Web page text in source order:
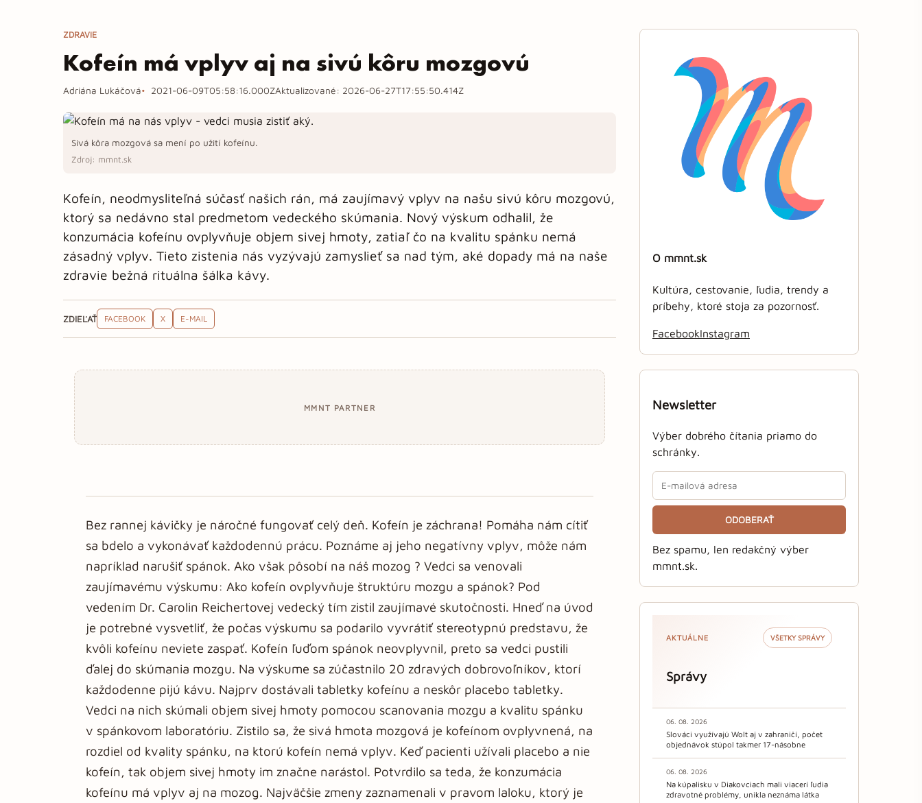
ZDRAVIE
Kofeín má vplyv aj na sivú kôru mozgovú
Adriána Lukáčová 2021-06-09T05:58:16.000ZAktualizované: 2026-06-27T17:55:50.414Z
Sivá kôra mozgová sa mení po užití kofeínu.
Zdroj: mmnt.sk
Kofeín, neodmysliteľná súčasť našich rán, má zaujímavý vplyv na našu sivú kôru mozgovú,
ktorý sa nedávno stal predmetom vedeckého skúmania. Nový výskum odhalil, že
konzumácia kofeínu ovplyvňuje objem sivej hmoty, zatiaľ čo na kvalitu spánku nemá
zásadný vplyv. Tieto zistenia nás vyzývajú zamyslieť sa nad tým, aké dopady má na naše
zdravie bežná rituálna šálka kávy.
ZDIEĽAŤ FACEBOOK X E-MAIL
MMNT PARTNER
Bez rannej kávičky je náročné fungovať celý deň. Kofeín je záchrana! Pomáha nám cítiť
sa bdelo a vykonávať každodennú prácu. Poznáme aj jeho negatívny vplyv, môže nám
napríklad narušiť spánok. Ako však pôsobí na náš mozog ? Vedci sa venovali
zaujímavému výskumu: Ako kofeín ovplyvňuje štruktúru mozgu a spánok? Pod
vedením Dr. Carolin Reichertovej vedecký tím zistil zaujímavé skutočnosti. Hneď na úvod
je potrebné vysvetliť, že počas výskumu sa podarilo vyvrátiť stereotypnú predstavu, že
kvôli kofeínu neviete zaspať. Kofeín ľuďom spánok neovplyvnil, preto sa vedci pustili
ďalej do skúmania mozgu. Na výskume sa zúčastnilo 20 zdravých dobrovoľníkov, ktorí
každodenne pijú kávu. Najprv dostávali tabletky kofeínu a neskôr placebo tabletky.
Vedci na nich skúmali objem sivej hmoty pomocou scanovania mozgu a kvalitu spánku
v spánkovom laboratóriu. Zistilo sa, že sivá hmota mozgová je kofeínom ovplyvnená, na
rozdiel od kvality spánku, na ktorú kofeín nemá vplyv. Keď pacienti užívali placebo a nie
kofeín, tak objem sivej hmoty im značne narástol. Potvrdilo sa teda, že konzumácia
kofeínu má vplyv aj na mozog. Najväčšie zmeny zaznamenali v pravom laloku, ktorý je
O mmnt.sk
Kultúra, cestovanie, ľudia, trendy a
príbehy, ktoré stoja za pozornosť.
FacebookInstagram
Newsletter
Výber dobrého čítania priamo do
schránky.
ODOBERAŤ
Bez spamu, len redakčný výber
mmnt.sk.
AKTUÁLNE VŠETKY SPRÁVY
Správy
06. 08. 2026
Slováci využívajú Wolt aj v zahraničí, počet
objednávok stúpol takmer 17-násobne
06. 08. 2026
Na kúpalisku v Diakovciach mali viacerí ľudia
zdravotné problémy, unikla neznáma látka